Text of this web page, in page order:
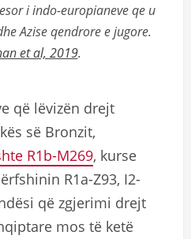
i indo-europianeve qe u
Azise qendrore e jugore.
et al, 2019.
që lëvizën drejt
së Bronzit,
R1b-M269, kurse
R1a-Z93, I2-
që zgjerimi drejt
mos të ketë